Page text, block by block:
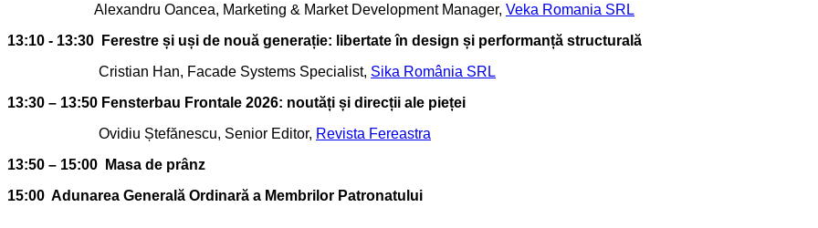
Alexandru Oancea, Marketing & Market Development Manager, Veka Romania SRL
13:10 - 13:30
Ferestre și uși de nouă generație: libertate în design și performanță structurală
Cristian Han, Facade Systems Specialist, Sika România SRL
13:30 – 13:50 Fensterbau Frontale 2026: noutăți și direcții ale pieței
Ovidiu Ștefănescu, Senior Editor, Revista Fereastra
13:50 – 15:00 Masa de prânz
15:00 Adunarea Generală Ordinară a Membrilor Patronatului